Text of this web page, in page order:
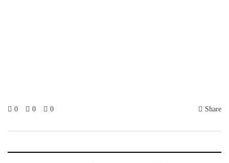
0 0 0 Share